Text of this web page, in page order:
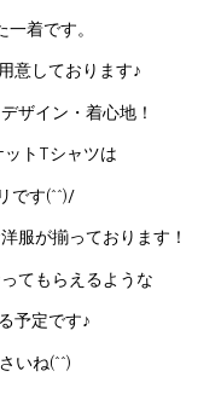
着です。
意しております♪
ザイン・着心地！
トTシャツは
です(^^)/
服が揃っております！
てもらえるような
予定です♪
いね(^^)